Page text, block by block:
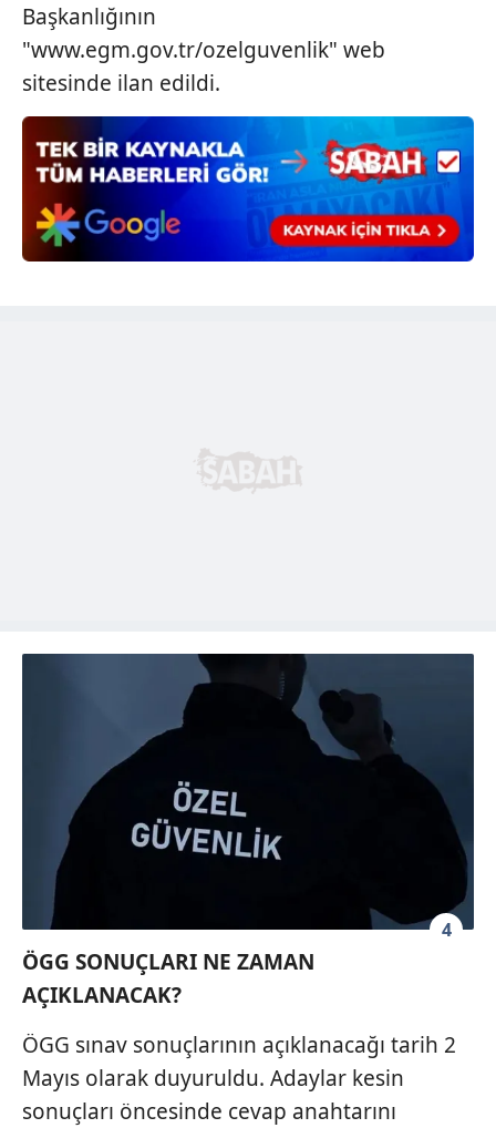
almak için lütfen tıklayınız
Başkanlığının
"www.egm.gov.tr/ozelguvenlik" web
sitesinde ilan edildi.
4
ÖGG SONUÇLARI NE ZAMAN
AÇIKLANACAK?
ÖGG sınav sonuçlarının açıklanacağı tarih 2
Mayıs olarak duyuruldu. Adaylar kesin
sonuçları öncesinde cevap anahtarını